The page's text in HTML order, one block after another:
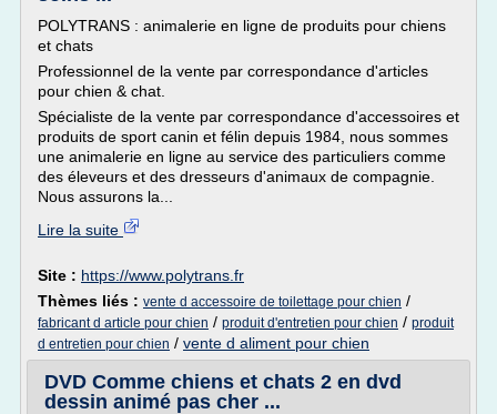
POLYTRANS : animalerie en ligne de produits pour chiens
et chats
Professionnel de la vente par correspondance d'articles
pour chien & chat.
Spécialiste de la vente par correspondance d'accessoires et
produits de sport canin et félin depuis 1984, nous sommes
une animalerie en ligne au service des particuliers comme
des éleveurs et des dresseurs d'animaux de compagnie.
Nous assurons la...
Lire la suite
Site : https://www.polytrans.fr
Thèmes liés : vente d accessoire de toilettage pour chien /
fabricant d article pour chien / produit d'entretien pour chien / produit
d entretien pour chien / vente d aliment pour chien
DVD Comme chiens et chats 2 en dvd
dessin animé pas cher ...